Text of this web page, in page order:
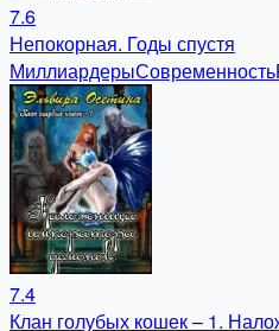
7.6
Непокорная. Годы спустя
МиллиардерыСовременность
7.4
Клан голубых кошек – 1.